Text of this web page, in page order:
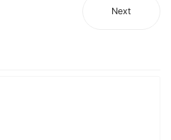
Next